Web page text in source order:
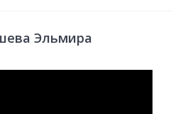
Эльмира